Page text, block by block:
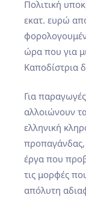
Πολιτική
εκατ. ευρώ
ώρα που για
Καποδίστρια
Για
αλλοιώνουν
ελληνική
προπαγάνδας,
έργα που
τις μορφές
απόλυτη